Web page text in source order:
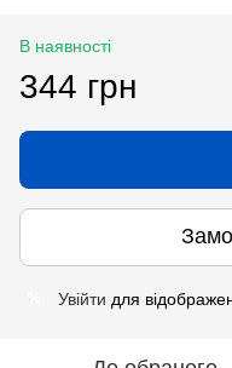
В наявності
344 грн
Увійти для